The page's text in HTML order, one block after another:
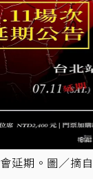
延期。圖／摘